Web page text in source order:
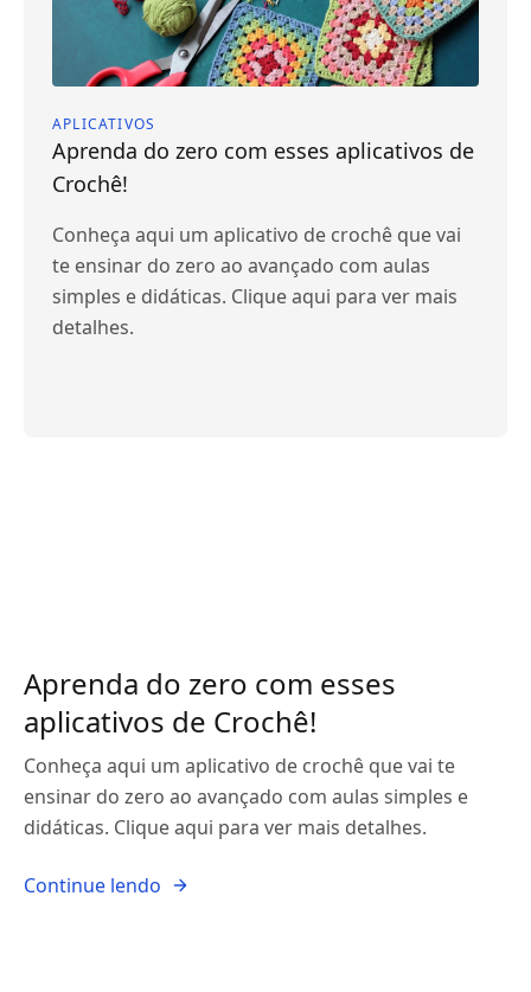
APLICATIVOS
Aprenda do zero com esses aplicativos de
Crochê!
Conheça aqui um aplicativo de crochê que vai
te ensinar do zero ao avançado com aulas
simples e didáticas. Clique aqui para ver mais
detalhes.
Aprenda do zero com esses
aplicativos de Crochê!
Conheça aqui um aplicativo de crochê que vai te
ensinar do zero ao avançado com aulas simples e
didáticas. Clique aqui para ver mais detalhes.
Continue lendo